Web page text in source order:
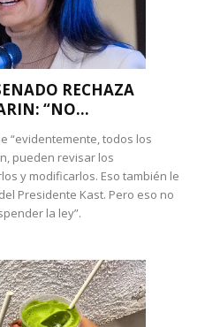
RECHAZA
“NO...
“evidentemente, todos los
pueden revisar los
y modificarlos. Eso también le
Presidente Kast. Pero eso no
la ley”.